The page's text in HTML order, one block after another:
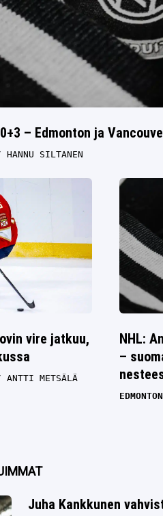
– Edmonton ja
HANNU SILTANEN
vire jatkuu,
ANTTI METSÄLÄ
NHL:
–
EDMONTON
Juha Kankkunen